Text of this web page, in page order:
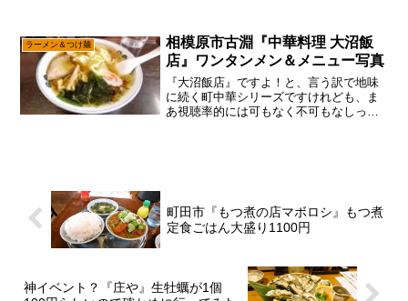
鮮丼の方が有名になった『遊喜や』です
が、本業は居酒屋...
ラーメン＆つけ麺
相模原市古淵『中華料理 大沼飯
店』ワンタンメン＆メニュー写真
『大沼飯店』ですよ！と、言う訳で地味
に続く町中華シリーズですけれども、ま
あ視聴率的には可もなく不可もなしって
町田市『もつ煮の店マボロシ』もつ煮
定食ごはん大盛り1100円
神イベント？『庄や』生牡蠣が1個